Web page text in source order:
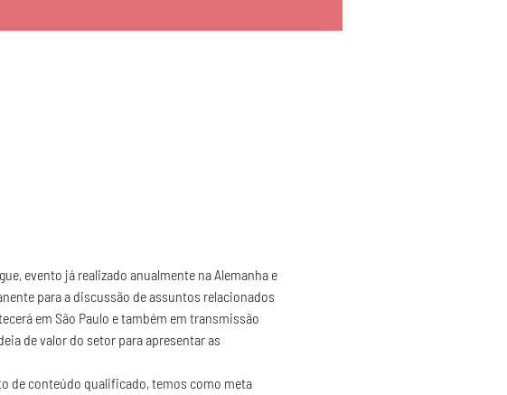
evento já realizado anualmente na Alemanha e
para a discussão de assuntos relacionados
em São Paulo e também em transmissão
de valor do setor para apresentar as
de conteúdo qualificado, temos como meta